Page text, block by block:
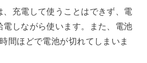
、充電して使うことはできず、電
電しながら使います。また、電池
間ほどで電池が切れてしまいま